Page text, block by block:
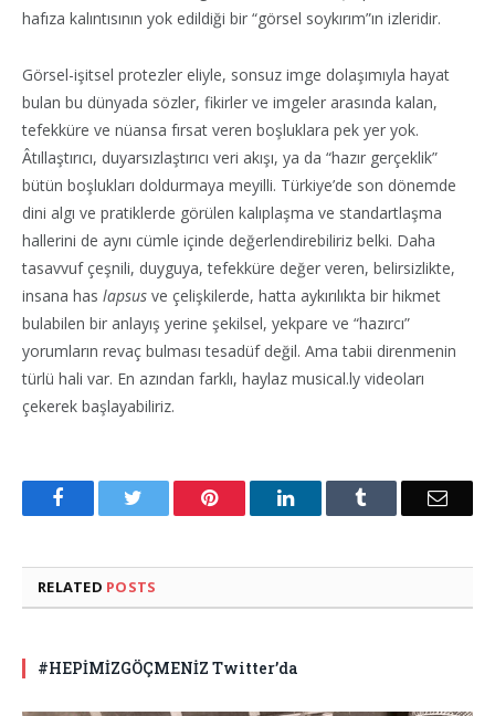
hafıza kalıntısının yok edildiği bir “görsel soykırım”ın izleridir.
Görsel-işitsel protezler eliyle, sonsuz imge dolaşımıyla hayat
bulan bu dünyada sözler, fikirler ve imgeler arasında kalan,
tefekküre ve nüansa fırsat veren boşluklara pek yer yok.
Âtıllaştırıcı, duyarsızlaştırıcı veri akışı, ya da “hazır gerçeklik”
bütün boşlukları doldurmaya meyilli. Türkiye’de son dönemde
dini algı ve pratiklerde görülen kalıplaşma ve standartlaşma
hallerini de aynı cümle içinde değerlendirebiliriz belki. Daha
tasavvuf çeşnili, duyguya, tefekküre değer veren, belirsizlikte,
insana has lapsus ve çelişkilerde, hatta aykırılıkta bir hikmet
bulabilen bir anlayış yerine şekilsel, yekpare ve “hazırcı”
yorumların revaç bulması tesadüf değil. Ama tabii direnmenin
türlü hali var. En azından farklı, haylaz musical.ly videoları
çekerek başlayabiliriz.
Facebook Pinterest LinkedIn Email
RELATED POSTS
#HEPİMİZGÖÇMENİZ Twitter’da